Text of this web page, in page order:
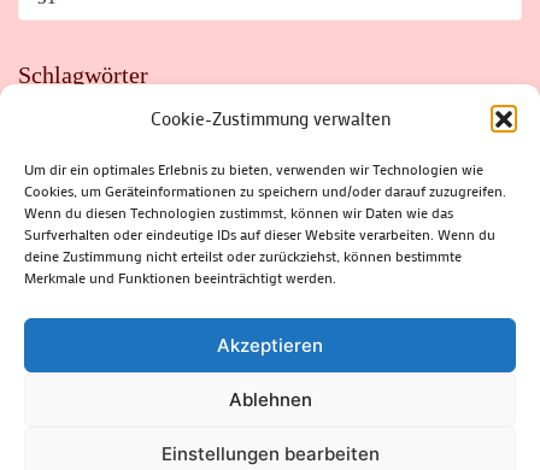
Cookie-Zustimmung verwalten
Um dir ein optimales Erlebnis zu bieten, verwenden wir Technologien wie
Cookies, um Geräteinformationen zu speichern und/oder darauf zuzugreifen.
Wenn du diesen Technologien zustimmst, können wir Daten wie das
Surfverhalten oder eindeutige IDs auf dieser Website verarbeiten. Wenn du
deine Zustimmung nicht erteilst oder zurückziehst, können bestimmte
Merkmale und Funktionen beeinträchtigt werden.
Akzeptieren
Ablehnen
Einstellungen bearbeiten
Schlagwörter
FAHRRAD
FLOHMARKT FOLK GEWINNSPIEL
HITZE
HITZEFALLE AUTO
IRISH DANCE JAZZ
KABARETT
KINDER
KIRMES KLASSIK
KLEINE SUHLER REIHE
KRIMI
KULTUR LESUNG LOTTO
MEININGEN
PARASITEN
PILZE SCHLEUSINGEN
SCHULWEG
SOMMERFERIEN
SPORT SRH
STADTFEST
STADTMARKETING
STRASSENSPERRUNG
SUHL
SUHLER FRÜHLING
SUHLER STADTMARKETING
THÜRINGER WALD
ZELLA-MEHLIS
(c) Rhön-Rennsteig-Verlag 2024. Alle Rechte vorbehalten.